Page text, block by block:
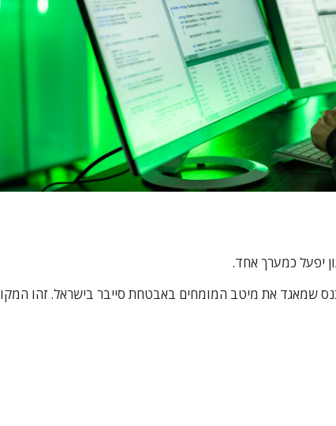
יפעל כמערך אחד.
שמאגד את מיטב המומחים באבטחת סייבר בישראל. זהו